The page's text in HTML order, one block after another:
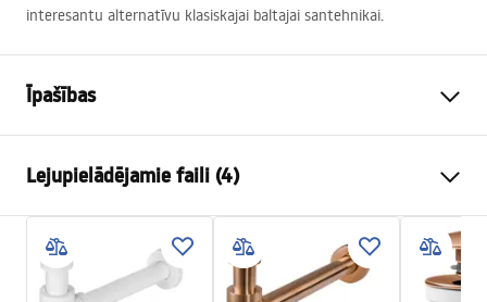
interesantu alternatīvu klasiskajai baltajai santehnikai.
Īpašības
Materiāls
Krāsa
Bēšs, Akmens imitācija
Apdare
Matēts
Garums
505mm
Lejupielādējamie faili (4)
Uzstādīšanas instrukcijas
Basin.pdf